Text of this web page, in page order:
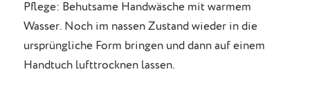
Pflege: Behutsame Handwäsche mit warmem
Wasser. Noch im nassen Zustand wieder in die
ursprüngliche Form bringen und dann auf einem
Handtuch lufttrocknen lassen.